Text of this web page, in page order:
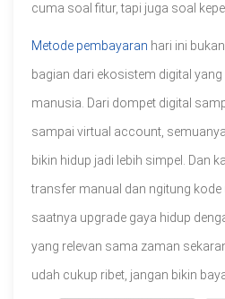
cuma soal fitur, tapi juga soal
Metode pembayaran hari ini
bagian dari ekosistem digital
manusia. Dari dompet digital
sampai virtual account,
bikin hidup jadi lebih simpel. Dan
transfer manual dan ngitung kode
saatnya upgrade gaya hidup
yang relevan sama zaman
udah cukup ribet, jangan bikin